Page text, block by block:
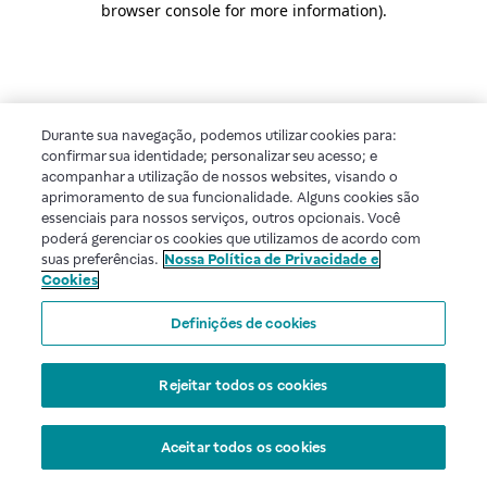
browser console for more information).
Durante sua navegação, podemos utilizar cookies para:
confirmar sua identidade; personalizar seu acesso; e
acompanhar a utilização de nossos websites, visando o
aprimoramento de sua funcionalidade. Alguns cookies são
essenciais para nossos serviços, outros opcionais. Você
poderá gerenciar os cookies que utilizamos de acordo com
suas preferências. Nossa Política de Privacidade e
Cookies
Definições de cookies
Rejeitar todos os cookies
Aceitar todos os cookies